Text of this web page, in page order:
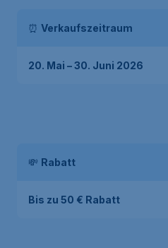
⏰ Verkaufszeitraum
20. Mai – 30. Juni 2026
💸 Rabatt
Bis zu 50 € Rabatt